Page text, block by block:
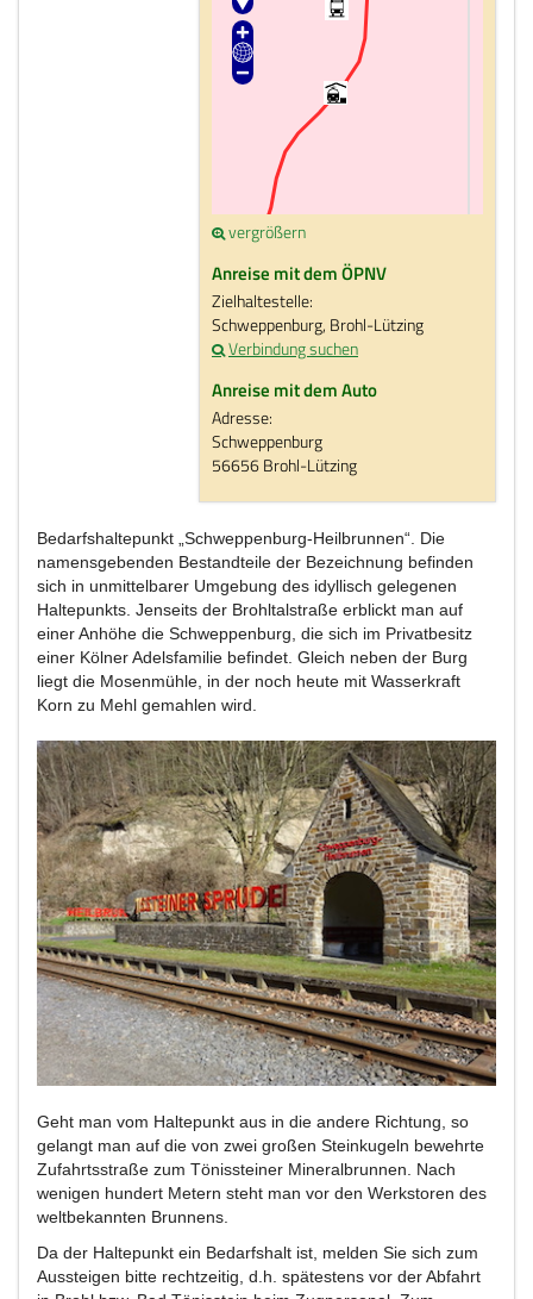
vergrößern
Anreise mit dem ÖPNV
Zielhaltestelle:
Schweppenburg, Brohl-Lützing
Verbindung suchen
Anreise mit dem Auto
Adresse:
Schweppenburg
56656 Brohl-Lützing
Bedarfshaltepunkt „Schweppenburg-Heilbrunnen“. Die
namensgebenden Bestandteile der Bezeichnung befinden
sich in unmittelbarer Umgebung des idyllisch gelegenen
Haltepunkts. Jenseits der Brohltalstraße erblickt man auf
einer Anhöhe die Schweppenburg, die sich im Privatbesitz
einer Kölner Adelsfamilie befindet. Gleich neben der Burg
liegt die Mosenmühle, in der noch heute mit Wasserkraft
Korn zu Mehl gemahlen wird.
Geht man vom Haltepunkt aus in die andere Richtung, so
gelangt man auf die von zwei großen Steinkugeln bewehrte
Zufahrtsstraße zum Tönissteiner Mineralbrunnen. Nach
wenigen hundert Metern steht man vor den Werkstoren des
weltbekannten Brunnens.
Da der Haltepunkt ein Bedarfshalt ist, melden Sie sich zum
Aussteigen bitte rechtzeitig, d.h. spätestens vor der Abfahrt